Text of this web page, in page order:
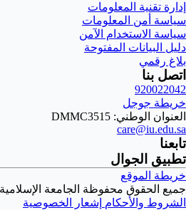
إدارة تقنية المعلومات
سياسة أمن المعلومات
سياسة الاستخدام الآمن
دليل البيانات المفتوحة
بلاغ رقمي
اتصل بنا
920022042
خريطة جوجل
العنوان الوطني: DMMC3515
care@iu.edu.sa
تابعنا
تطبيق الجوال
خريطة الموقع
جميع الحقوق محفوظة الجامعة الإسلامية
الشروط والأحكام إشعار الخصوصية